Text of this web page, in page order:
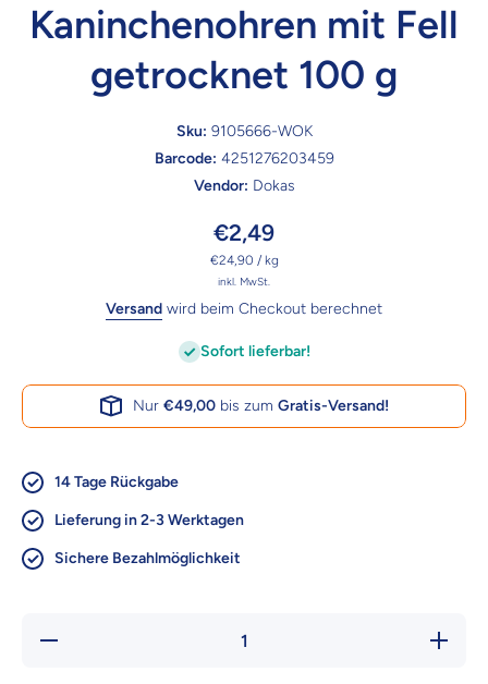
Kaninchenohren mit Fell
getrocknet 100 g
Sku: 9105666-WOK
Barcode: 4251276203459
Vendor: Dokas
€2,49
€24,90 / pro
kg
inkl. MwSt.
Versand wird beim Checkout berechnet
Sofort lieferbar!
Nur €49,00bis zum Gratis-Versand!
14 Tage Rückgabe
Lieferung in 2-3 Werktagen
Sichere Bezahlmöglichkeit
Verringere die